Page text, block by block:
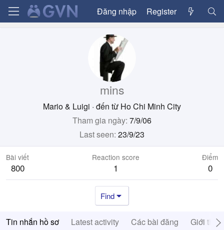
Đăng nhập Register
mins
Mario & Luigi · đến từ Ho Chi Minh City
Tham gia ngày 7/9/06
Last seen 23/9/23
Bài viết
800
Reaction score
1
Điểm
0
Find
Tin nhắn hồ sơ Latest activity Các bài đăng Giới thiệu